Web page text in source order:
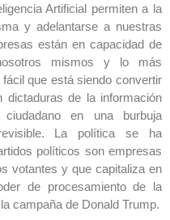
Artificial permiten a la
y adelantarse a nuestras
están en capacidad de
mismos y lo más
que está siendo convertir
de la información
en una burbuja
La política se ha
políticos son empresas
votantes y que capitaliza en
de procesamiento de la
campaña de Donald Trump.